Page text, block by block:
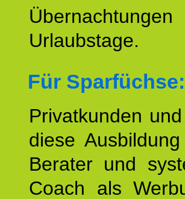
Urlaubstage.
Für Sparfüchse:
Privatkunden
diese
Berater und
Coach als